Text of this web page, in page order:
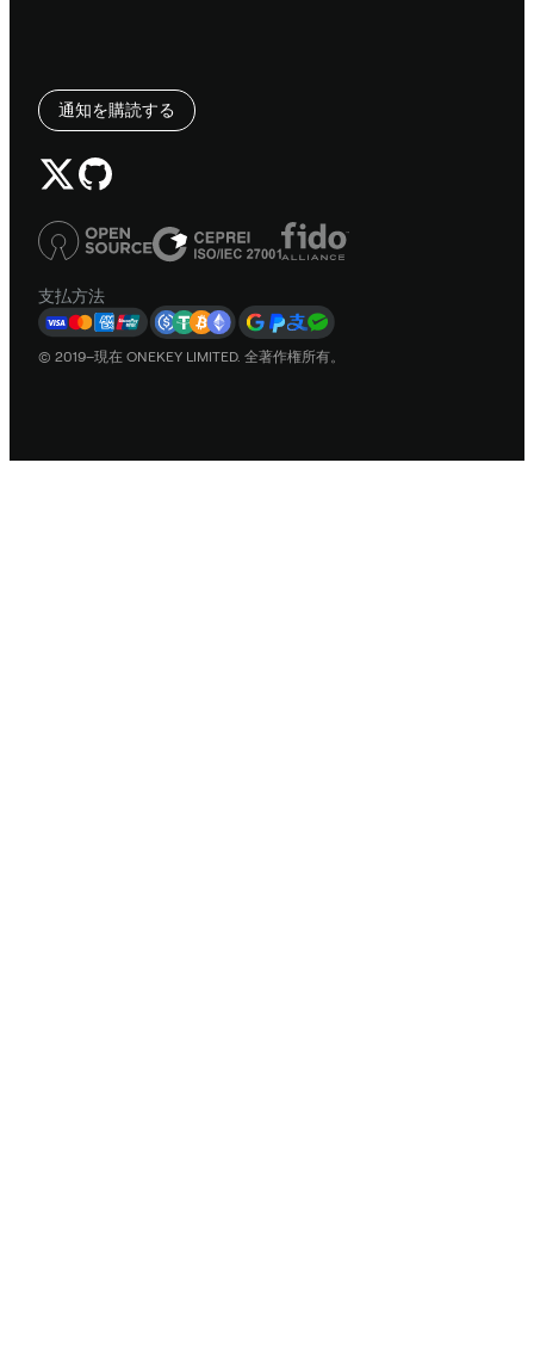
通知を購読する
支払方法
© 2019–現在 ONEKEY LIMITED. 全著作権所有。